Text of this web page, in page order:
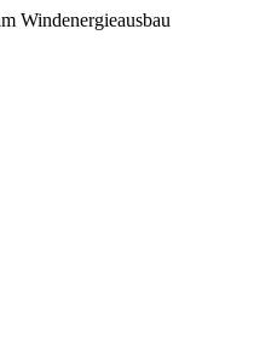
Windenergieausbau